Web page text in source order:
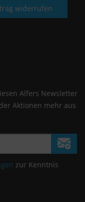
widerrufen
Alfers Newsletter
Aktionen mehr aus
zur Kenntnis